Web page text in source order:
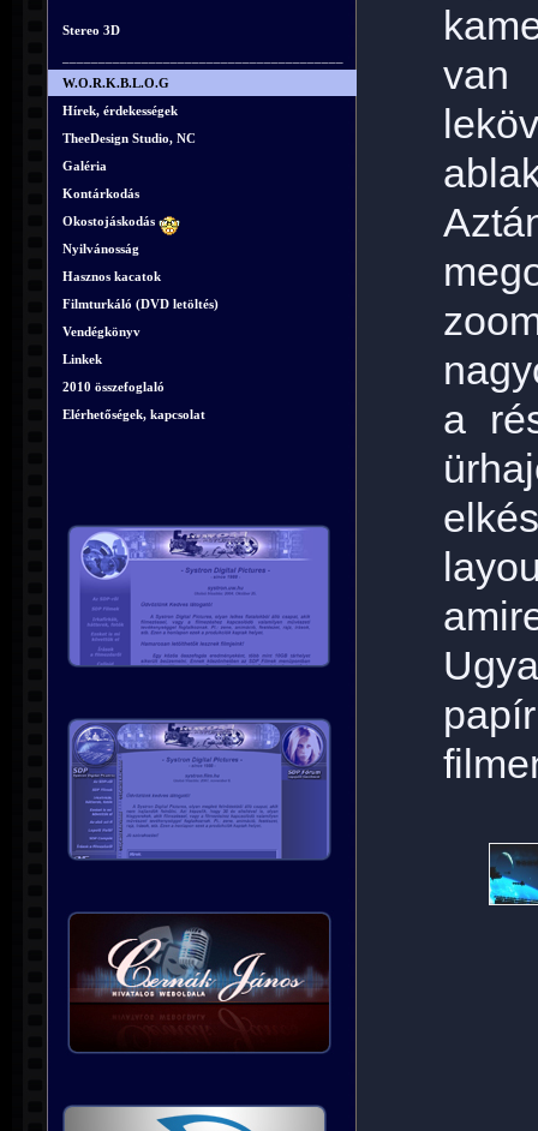
Stereo 3D
W.O.R.K.B.L.O.G
Hírek, érdekességek
TheeDesign Studio, NC
Galéria
Kontárkodás
Okostojáskodás
Nyilvánosság
Hasznos kacatok
Filmturkáló (DVD letöltés)
Vendégkönyv
Linkek
2010 összefoglaló
Elérhetőségek, kapcsolat
van
a